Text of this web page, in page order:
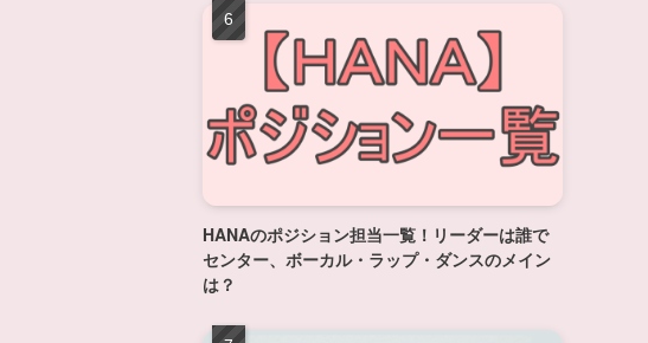
HANAのポジション担当一覧！リーダーは誰で
センター、ボーカル・ラップ・ダンスのメイン
は？